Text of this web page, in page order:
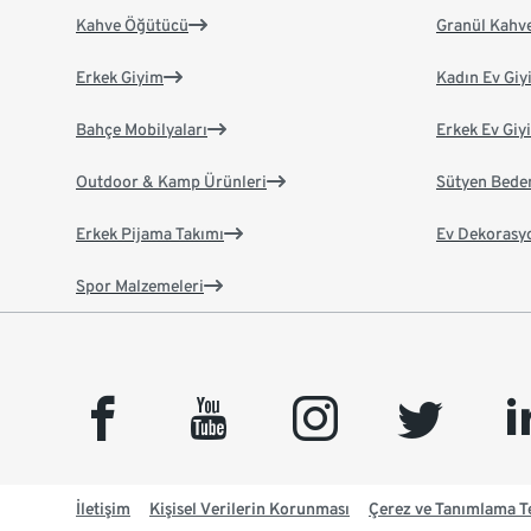
Kahve Öğütücü Granül
Erkek Giyim
Bahçe Mobilyaları
Outdoor & Kamp Ürünleri
Erkek Pijama Takımı
Spor Malzemeleri
Kadın Ev
Erkek Ev
Sütyen
Ev
facebook youtube instagram twitter
İletişim Kişisel Verilerin Korunması Çerez ve Tanımlama